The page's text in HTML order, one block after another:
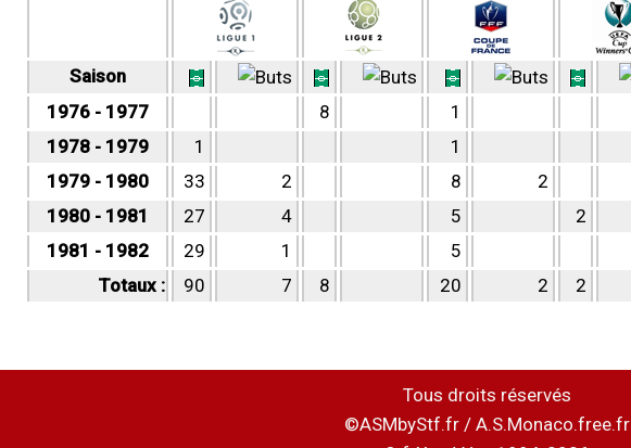
Saison
1976 - 1977
8 1
1978 - 1979
1 1
1979 - 1980
33 2 8 2
1980 - 1981
27 4 5 2
1981 - 1982
29 1 5
Totaux :
90 7 8 20 2 2
Tous droits réservés
©ASMbyStf.fr / A.S.Monaco.free.fr